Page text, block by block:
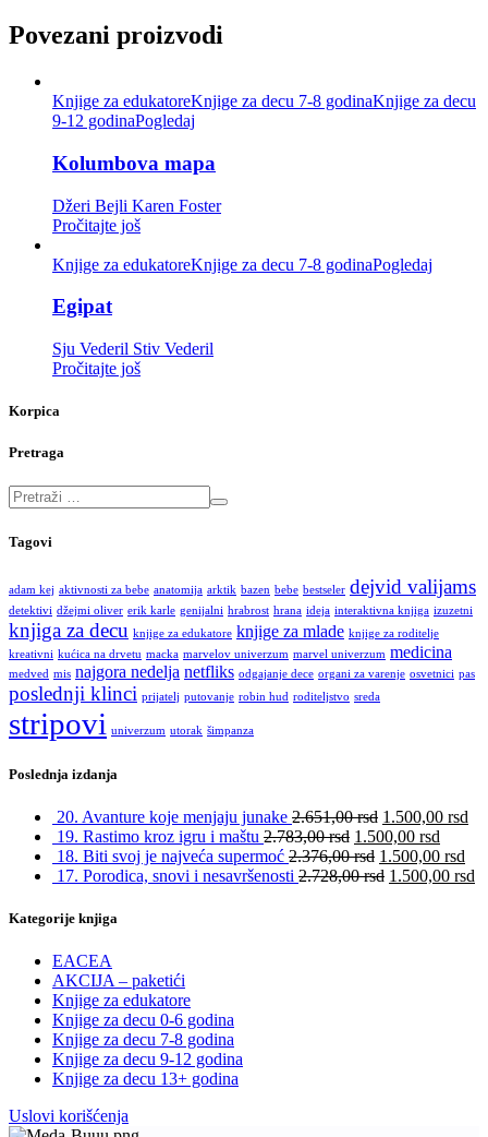
Povezani proizvodi
Knjige za edukatoreKnjige za decu 7-8 godinaKnjige za decu
9-12 godinaPogledaj
Kolumbova mapa
Džeri Bejli Karen Foster
Pročitajte još
Knjige za edukatoreKnjige za decu 7-8 godinaPogledaj
Egipat
Sju Vederil Stiv Vederil
Pročitajte još
Korpica
Pretraga
Tagovi
adam kej aktivnosti za bebe anatomija arktik bazen bebe bestseler dejvid valijams
detektivi džejmi oliver erik karle genijalni hrabrost hrana ideja interaktivna knjiga izuzetni
knjiga za decu knjige za edukatore knjige za mlade knjige za roditelje
kreativni kućica na drvetu macka marvelov univerzum marvel univerzum medicina
medved mis najgora nedelja netfliks odgajanje dece organi za varenje osvetnici pas
poslednji klinci prijatelj putovanje robin hud roditeljstvo sreda
stripovi univerzum utorak šimpanza
Poslednja izdanja
20. Avanture koje menjaju junake 2.651,00rsd 1.500,00 rsd
19. Rastimo kroz igru i maštu 2.783,00rsd 1.500,00 rsd
18. Biti svoj je najveća supermoć 2.376,00rsd 1.500,00 rsd
17. Porodica, snovi i nesavršenosti 2.728,00rsd 1.500,00 rsd
Kategorije knjiga
EACEA
AKCIJA – paketići
Knjige za edukatore
Knjige za decu 0-6 godina
Knjige za decu 7-8 godina
Knjige za decu 9-12 godina
Knjige za decu 13+ godina
Uslovi korišćenja